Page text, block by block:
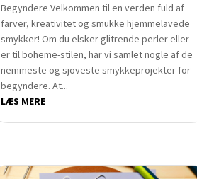
Begyndere Velkommen til en verden fuld af
farver, kreativitet og smukke hjemmelavede
smykker! Om du elsker glitrende perler eller
er til boheme-stilen, har vi samlet nogle af de
nemmeste og sjoveste smykkeprojekter for
begyndere. At...
LÆS MERE